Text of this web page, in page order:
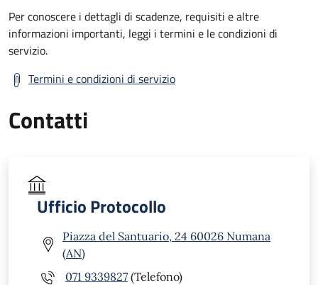
Per conoscere i dettagli di scadenze, requisiti e altre
informazioni importanti, leggi i termini e le condizioni di
servizio.
Termini e condizioni di servizio
Contatti
Ufficio Protocollo
Piazza del Santuario, 24 60026 Numana
(AN)
071 9339827 (Telefono)